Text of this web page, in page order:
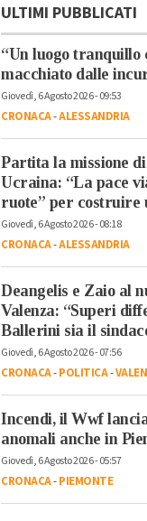
ULTIMI PUBBLICATI
“Un luogo tranquillo
macchiato dalle
Giovedì, 6 Agosto 2026 - 09:53
CRONACA-ALESSANDRIA
Partita la missione
Ucraina: “La pace
ruote” per costruire
Giovedì, 6 Agosto 2026 - 08:18
CRONACA-ALESSANDRIA
Deangelis e Zaio al
Valenza: “Superi
Ballerini sia il
Giovedì, 6 Agosto 2026 - 07:56
CRONACA-POLITICA-
Incendi, il Wwf
anomali anche in
Giovedì, 6 Agosto 2026 - 05:57
CRONACA-PIEMONTE